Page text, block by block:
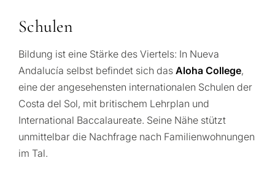
Schulen
Bildung ist eine Stärke des Viertels: In Nueva
Andalucía selbst befindet sich das Aloha College,
eine der angesehensten internationalen Schulen der
Costa del Sol, mit britischem Lehrplan und
International Baccalaureate. Seine Nähe stützt
unmittelbar die Nachfrage nach Familienwohnungen
im Tal.